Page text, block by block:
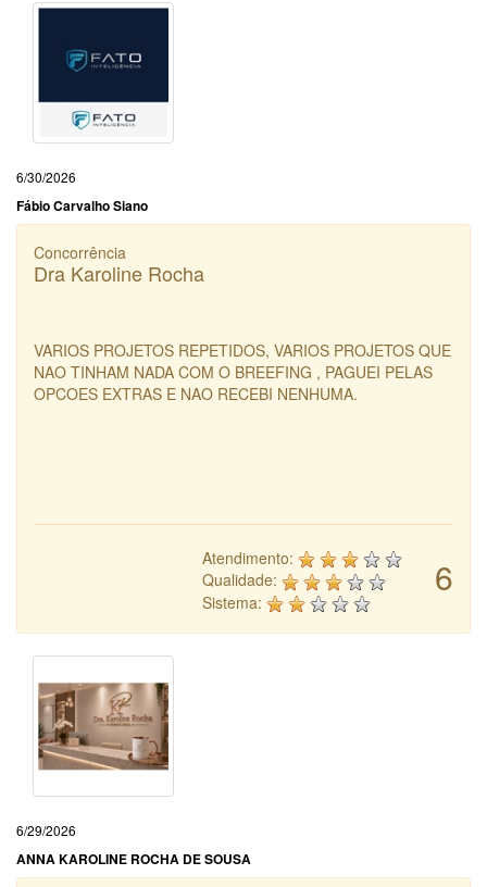
6/30/2026
Fábio Carvalho Siano
Concorrência
Dra Karoline Rocha
VARIOS PROJETOS REPETIDOS, VARIOS PROJETOS QUE
NAO TINHAM NADA COM O BREEFING , PAGUEI PELAS
OPCOES EXTRAS E NAO RECEBI NENHUMA.
6
Atendimento:
Qualidade:
Sistema:
6/29/2026
ANNA KAROLINE ROCHA DE SOUSA